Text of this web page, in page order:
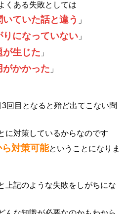
くある失敗としては
ていた話と違う 」
になっていない 」
が生じた 」
がかかった 」
回目となると殆ど出てこない問
に対策しているからなのです
対策可能ということになりま
上記のような失敗をしがちにな